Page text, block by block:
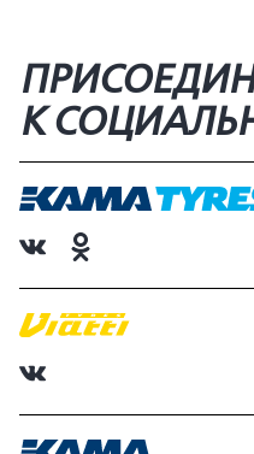
К